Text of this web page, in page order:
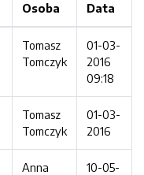
Osoba Data
Tomasz
Tomczyk
01-03-
2016
09:18
Tomasz
Tomczyk
01-03-
2016
Anna
10-05-